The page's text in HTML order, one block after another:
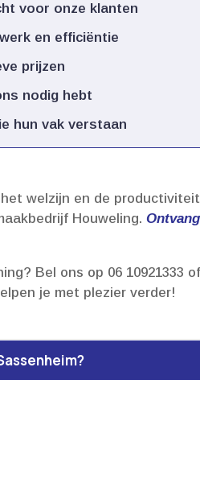
voor onze klanten
en efficiëntie
prijzen
nodig hebt
hun vak verstaan
welzijn en de
Houweling.​
Bel ons op 06 10921333
je met plezier verder!